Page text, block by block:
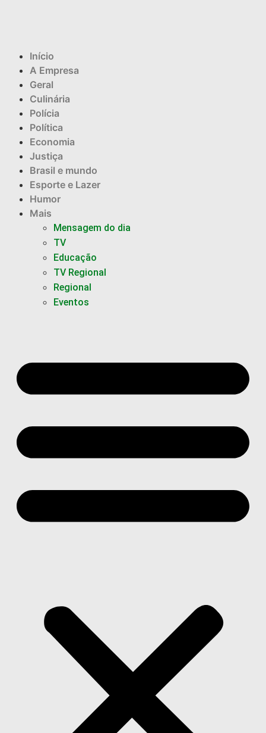
Início
A Empresa
Geral
Culinária
Polícia
Política
Economia
Justiça
Brasil e mundo
Esporte e Lazer
Humor
Mais
Mensagem do dia
TV
Educação
TV Regional
Regional
Eventos